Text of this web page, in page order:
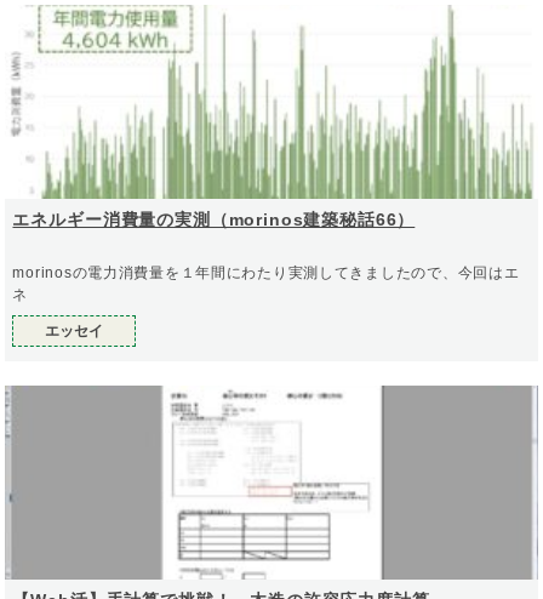
エネルギー消費量の実測（morinos建築秘話66）
morinosの電力消費量を１年間にわたり実測してきましたので、今回はエ
ネ
エッセイ